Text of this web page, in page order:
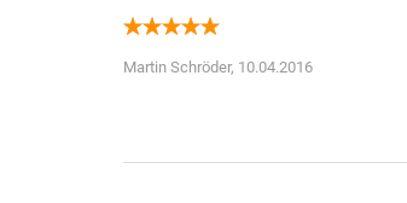
Martin Schröder, 10.04.2016